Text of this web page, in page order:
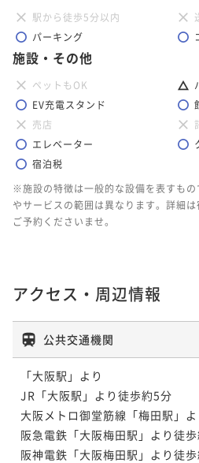
駅から徒歩5分以内
パーキング
施設・その他
ペットもOK
EV充電スタンド
売店
エレベーター
宿泊税
※施設の特徴は一般的な設備を表すも
やサービスの範囲は異なります。詳細は
ご予約くださいませ。
アクセス・周辺情報
公共交通機関
「大阪駅」より
JR「大阪駅」より徒歩約5分
大阪メトロ御堂筋線「梅田駅」
阪急電鉄「大阪梅田駅」より徒
阪神電鉄「大阪梅田駅」より徒